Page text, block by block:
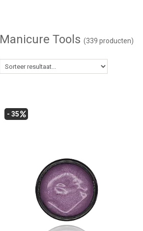
Manicure Tools (339 producten)
- 35